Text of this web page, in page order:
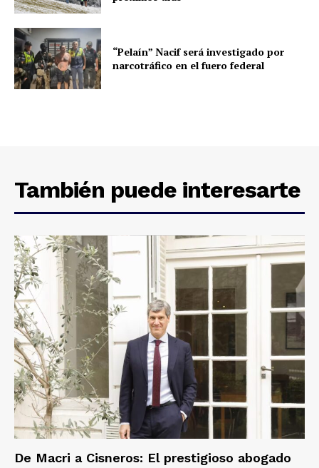
“Pelaín” Nacif será investigado por
narcotráfico en el fuero federal
También puede interesarte
De Macri a Cisneros: El prestigioso abogado